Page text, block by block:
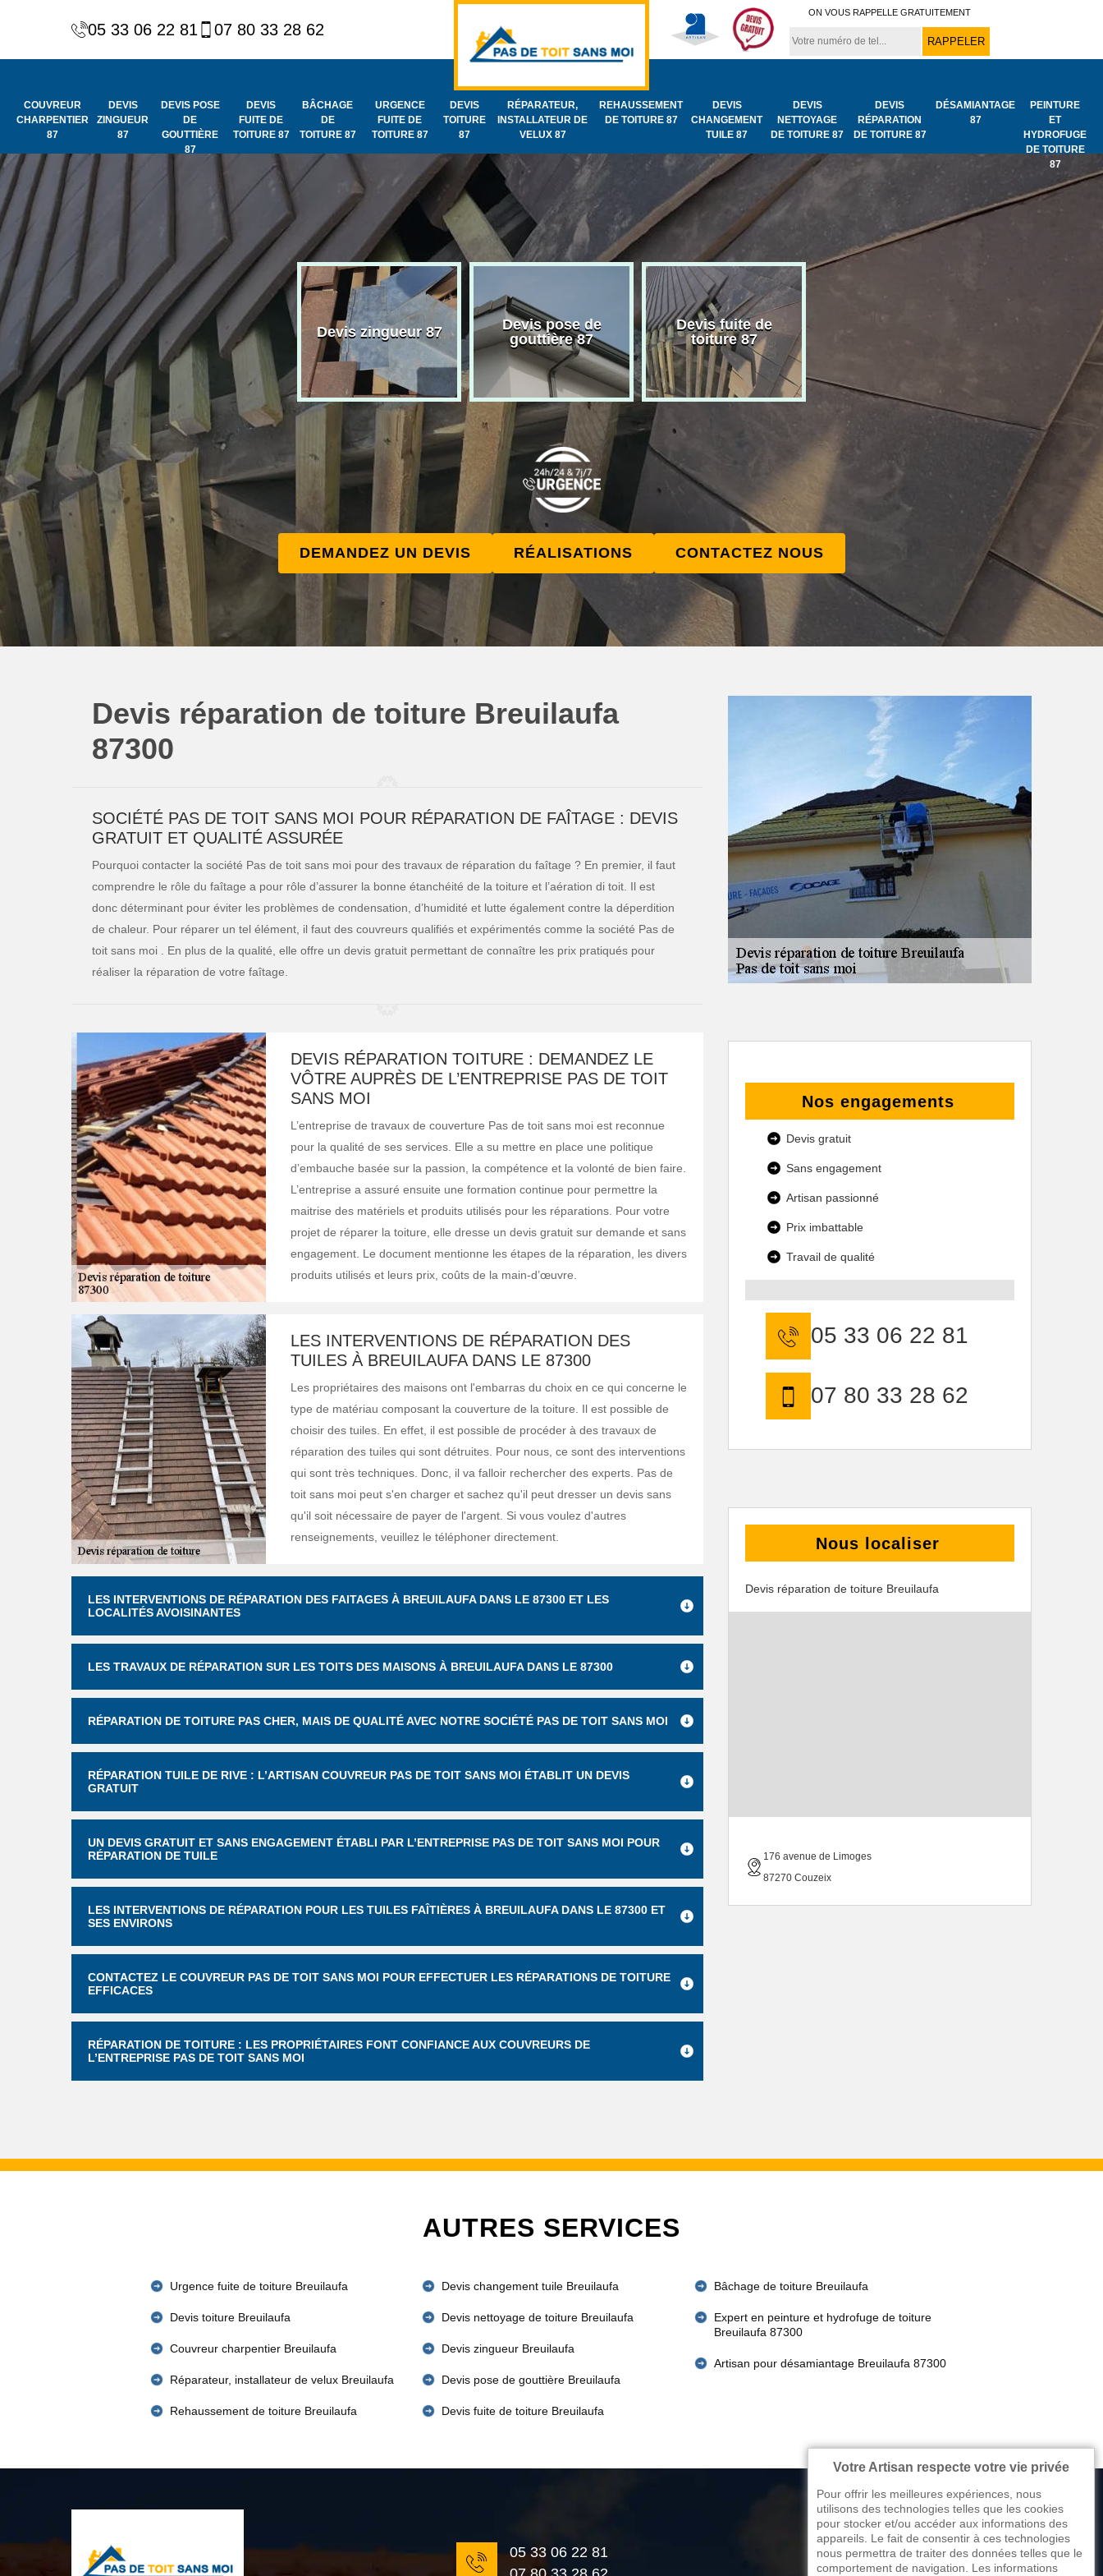
05 33 06 22 81 07 80 33 28 62
ON VOUS RAPPELLE GRATUITEMENT
COUVREUR
CHARPENTIER
87
DEVIS
ZINGUEUR
87
DEVIS POSE
DE
GOUTTIÈRE
87
DEVIS
FUITE DE
TOITURE 87
BÂCHAGE
DE
TOITURE 87
URGENCE
FUITE DE
TOITURE 87
DEVIS
TOITURE
87
RÉPARATEUR,
INSTALLATEUR DE
VELUX 87
REHAUSSEMENT
DE TOITURE 87
DEVIS
CHANGEMENT
TUILE 87
DEVIS
NETTOYAGE
DE TOITURE 87
DEVIS
RÉPARATION
DE TOITURE 87
DÉSAMIANTAGE
87
PEINTURE
ET
HYDROFUGE
DE TOITURE
87
et
de
toiture 87
Couvreur
charpentier 87
Devis zingueur 87
Devis pose de
gouttière 87
Devis fuite de
toiture 87
Urgence
toiture 87
DEMANDEZ UN DEVIS RÉALISATIONS CONTACTEZ NOUS
Devis réparation de toiture Breuilaufa
87300
SOCIÉTÉ PAS DE TOIT SANS MOI POUR RÉPARATION DE FAÎTAGE : DEVIS
GRATUIT ET QUALITÉ ASSURÉE
Pourquoi contacter la société Pas de toit sans moi pour des travaux de réparation du faîtage ? En premier, il faut
comprendre le rôle du faîtage a pour rôle d’assurer la bonne étanchéité de la toiture et l’aération di toit. Il est
donc déterminant pour éviter les problèmes de condensation, d’humidité et lutte également contre la déperdition
de chaleur. Pour réparer un tel élément, il faut des couvreurs qualifiés et expérimentés comme la société Pas de
toit sans moi . En plus de la qualité, elle offre un devis gratuit permettant de connaître les prix pratiqués pour
réaliser la réparation de votre faîtage.
DEVIS RÉPARATION TOITURE : DEMANDEZ LE
VÔTRE AUPRÈS DE L’ENTREPRISE PAS DE TOIT
SANS MOI
L’entreprise de travaux de couverture Pas de toit sans moi est reconnue
pour la qualité de ses services. Elle a su mettre en place une politique
d’embauche basée sur la passion, la compétence et la volonté de bien faire.
L’entreprise a assuré ensuite une formation continue pour permettre la
maitrise des matériels et produits utilisés pour les réparations. Pour votre
projet de réparer la toiture, elle dresse un devis gratuit sur demande et sans
engagement. Le document mentionne les étapes de la réparation, les divers
produits utilisés et leurs prix, coûts de la main-d’œuvre.
LES INTERVENTIONS DE RÉPARATION DES
TUILES À BREUILAUFA DANS LE 87300
Les propriétaires des maisons ont l'embarras du choix en ce qui concerne le
type de matériau composant la couverture de la toiture. Il est possible de
choisir des tuiles. En effet, il est possible de procéder à des travaux de
réparation des tuiles qui sont détruites. Pour nous, ce sont des interventions
qui sont très techniques. Donc, il va falloir rechercher des experts. Pas de
toit sans moi peut s'en charger et sachez qu'il peut dresser un devis sans
qu'il soit nécessaire de payer de l'argent. Si vous voulez d'autres
renseignements, veuillez le téléphoner directement.
LES INTERVENTIONS DE RÉPARATION DES FAITAGES À BREUILAUFA DANS LE 87300 ET LES
LOCALITÉS AVOISINANTES
LES TRAVAUX DE RÉPARATION SUR LES TOITS DES MAISONS À BREUILAUFA DANS LE 87300
RÉPARATION DE TOITURE PAS CHER, MAIS DE QUALITÉ AVEC NOTRE SOCIÉTÉ PAS DE TOIT SANS MOI
RÉPARATION TUILE DE RIVE : L’ARTISAN COUVREUR PAS DE TOIT SANS MOI ÉTABLIT UN DEVIS
GRATUIT
UN DEVIS GRATUIT ET SANS ENGAGEMENT ÉTABLI PAR L’ENTREPRISE PAS DE TOIT SANS MOI POUR
RÉPARATION DE TUILE
LES INTERVENTIONS DE RÉPARATION POUR LES TUILES FAÎTIÈRES À BREUILAUFA DANS LE 87300 ET
SES ENVIRONS
CONTACTEZ LE COUVREUR PAS DE TOIT SANS MOI POUR EFFECTUER LES RÉPARATIONS DE TOITURE
EFFICACES
RÉPARATION DE TOITURE : LES PROPRIÉTAIRES FONT CONFIANCE AUX COUVREURS DE
L’ENTREPRISE PAS DE TOIT SANS MOI
Nos engagements
Devis gratuit
Sans engagement
Artisan passionné
Prix imbattable
Travail de qualité
05 33 06 22 81
07 80 33 28 62
Nous localiser
Devis réparation de toiture Breuilaufa
176 avenue de Limoges
87270 Couzeix
AUTRES SERVICES
Urgence fuite de toiture Breuilaufa
Devis toiture Breuilaufa
Couvreur charpentier Breuilaufa
Réparateur, installateur de velux Breuilaufa
Rehaussement de toiture Breuilaufa
Devis changement tuile Breuilaufa
Devis nettoyage de toiture Breuilaufa
Devis zingueur Breuilaufa
Devis pose de gouttière Breuilaufa
Devis fuite de toiture Breuilaufa
Bâchage de toiture Breuilaufa
Expert en peinture et hydrofuge de toiture
Breuilaufa 87300
Artisan pour désamiantage Breuilaufa 87300
05 33 06 22 81
176 avenue de Limoges
87270 Couzeix
Votre Artisan respecte votre vie privée
Pour offrir les meilleures expériences, nous
utilisons des technologies telles que les cookies
pour stocker et/ou accéder aux informations des
appareils. Le fait de consentir à ces technologies
nous permettra de traiter des données telles que le
comportement de navigation. Les informations